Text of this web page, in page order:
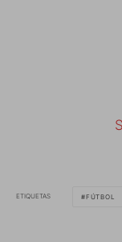
ETIQUETAS FÚTBOL